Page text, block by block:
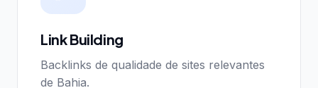
Link Building
Backlinks de qualidade de sites relevantes
de Bahia.